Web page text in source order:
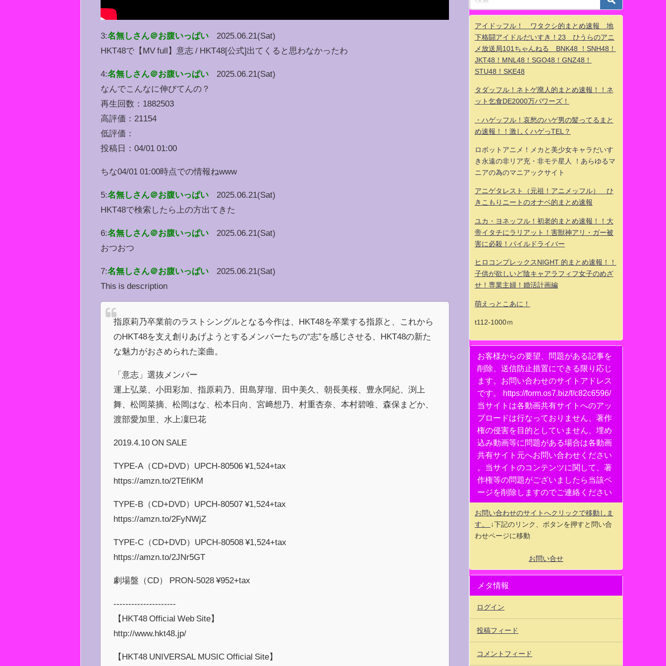
3:名無しさん＠お腹いっぱい
2025.06.21(Sat)
HKT48で【MV full】意志 / HKT48[公式]出てくると思わなかったわ
4:名無しさん＠お腹いっぱい
2025.06.21(Sat)
なんでこんなに伸びてんの？
再生回数：1882503
高評価：21154
低評価：
投稿日：04/01 01:00
ちな04/01 01:00時点での情報ねwww
5:名無しさん＠お腹いっぱい
2025.06.21(Sat)
HKT48で検索したら上の方出てきた
6:名無しさん＠お腹いっぱい
2025.06.21(Sat)
おつおつ
7:名無しさん＠お腹いっぱい
2025.06.21(Sat)
This is description
指原莉乃卒業前のラストシングルとなる今作は、HKT48を卒業する指原と、これから
のHKT48を支え創りあげようとするメンバーたちの“志”を感じさせる、HKT48の新た
な魅力がおさめられた楽曲。
「意志」選抜メンバー
運上弘菜、小田彩加、指原莉乃、田島芽瑠、田中美久、朝長美桜、豊永阿紀、渕上
舞、松岡菜摘、松岡はな、松本日向、宮﨑想乃、村重杏奈、本村碧唯、森保まどか、
渡部愛加里、水上凜巳花
2019.4.10 ON SALE
TYPE-A（CD+DVD）UPCH-80506 ¥1,524+tax
https://amzn.to/2TEfiKM
TYPE-B（CD+DVD）UPCH-80507 ¥1,524+tax
https://amzn.to/2FyNWjZ
TYPE-C（CD+DVD）UPCH-80508 ¥1,524+tax
https://amzn.to/2JNr5GT
劇場盤（CD） PRON-5028 ¥952+tax
---------------------
【HKT48 Official Web Site】
http://www.hkt48.jp/
【HKT48 UNIVERSAL MUSIC Official Site】
アイドッフル！ ワタクシ的まとめ速報 地
下格闘アイドルだいすき！23 ひうらのアニ
メ放送局101ちゃんねる BNK48 ！SNH48！
JKT48！MNL48！SGO48！GNZ48！
STU48！SKE48
タダッフル！ネトゲ廃人的まとめ速報！！ネ
ット乞食DE2000万パワーズ！
・ハゲッフル！哀愁のハゲ男の髪ってるまと
め速報！！激しくハゲっTEL？
ロボットアニメ！メカと美少女キャラだいす
き永遠の非リア充・非モテ星人 ！あらゆるマ
ニアの為のマニアックサイト
アニゲタレスト（元祖！アニメッフル） ひ
きこもりニートのオナベ的まとめ速報
ユカ・ヨネッフル！初老的まとめ速報！！大
帝イタチにラリアット！害獣神アリ・ガー被
害に必殺！パイルドライバー
ヒロコンプレックスNIGHT 的まとめ速報！！
子供が欲しいど陰キャアラフィフ女子のめざ
せ！専業主婦！婚活計画編
萌えっとこあに！
t112-1000ｍ
お客様からの要望、問題がある記事を
削除、送信防止措置にできる限り応じ
ます。お問い合わせのサイトアドレス
です。 https://form.os7.biz/f/c82c6596/
当サイトは各動画共有サイトへのアッ
プロードは行なっておりません、著作
権の侵害を目的としていません、埋め
込み動画等に問題がある場合は各動画
共有サイト元へお問い合わせください
。当サイトのコンテンツに関して、著
作権等の問題がございましたら当該ペ
ージを削除しますのでご連絡ください
お問い合わせのサイトへクリックで移動しま
す。
↓下記のリンク、ボタンを押すと問い合
わせページに移動
お問い合せ
メタ情報
ログイン
投稿フィード
コメントフィード